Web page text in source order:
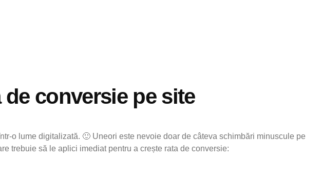
conversie pe site
o lume digitalizată. 🙂 Uneori este nevoie doar de câteva schimbări minuscule pe
trebuie să le aplici imediat pentru a crește rata de conversie: